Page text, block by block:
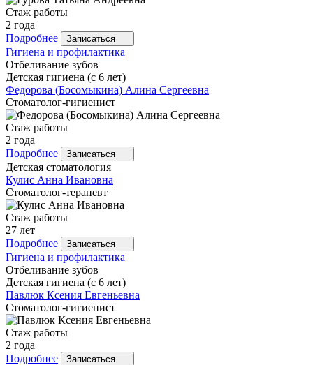
Стаж работы
2 года
Подробнее
Записаться
Гигиена и профилактика
Отбеливание зубов
Детская гигиена (с 6 лет)
Федорова (Босомыкина) Алина Сергеевна
Стоматолог-гигиенист
Стаж работы
2 года
Подробнее
Записаться
Детская стоматология
Кулис Анна Ивановна
Стоматолог-терапевт
Стаж работы
27 лет
Подробнее
Записаться
Гигиена и профилактика
Отбеливание зубов
Детская гигиена (с 6 лет)
Павлюк Ксения Евгеньевна
Стоматолог-гигиенист
Стаж работы
2 года
Подробнее
Записаться